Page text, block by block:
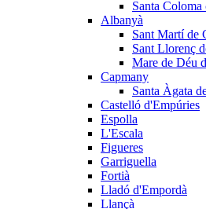
Santa Coloma
Albanyà
Sant Martí de
Sant Llorenç
Mare de Déu
Capmany
Santa Àgata
Castelló d'Empúries
Espolla
L'Escala
Figueres
Garriguella
Fortià
Lladó d'Empordà
Llançà